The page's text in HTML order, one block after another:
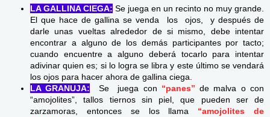
LA GALLINA CIEGA: Se juega en un recinto no muy grande.
El que hace de gallina se venda los ojos, y después de
darle unas vueltas alrededor de si mismo, debe intentar
encontrar a alguno de los demás participantes por tacto;
cuando encuentre a alguno deberá tocarlo para intentar
adivinar quien es; si lo logra se libra y este último se vendará
los ojos para hacer ahora de gallina ciega.
LA GRANUJA: Se juega con “panes” de malva o con
“amojolites”, tallos tiernos sin piel, que pueden ser de
zarzamoras, entonces se los llama “amojolites de